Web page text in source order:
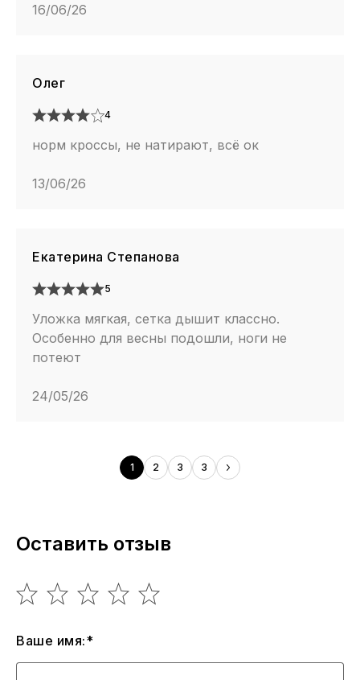
16/06/26
Олег
4
норм кроссы, не натирают, всё ок
13/06/26
Екатерина Степанова
5
Уложка мягкая, сетка дышит классно.
Особенно для весны подошли, ноги не
потеют
24/05/26
1 2 3 3
Оставить отзыв
Ваше имя:*